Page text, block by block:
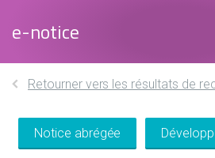
e-notice
Retourner vers les résultats de
Notice abrégée